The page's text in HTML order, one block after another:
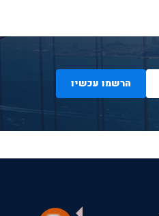
הרשמו עכשיו